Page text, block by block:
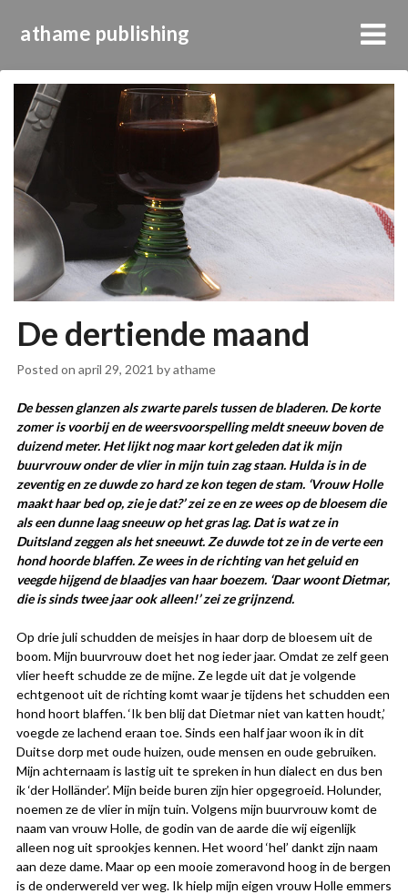
athame publishing
De dertiende maand
Posted on april 29, 2021 byathame
De bessen glanzen als zwarte parels tussen de bladeren. De korte
zomer is voorbij en de weersvoorspelling meldt sneeuw boven de
duizend meter. Het lijkt nog maar kort geleden dat ik mijn
buurvrouw onder de vlier in mijn tuin zag staan. Hulda is in de
zeventig en ze duwde zo hard ze kon tegen de stam. ‘Vrouw Holle
maakt haar bed op, zie je dat?’ zei ze en ze wees op de bloesem die
als een dunne laag sneeuw op het gras lag. Dat is wat ze in
Duitsland zeggen als het sneeuwt. Ze duwde tot ze in de verte een
hond hoorde blaffen. Ze wees in de richting van het geluid en
veegde hijgend de blaadjes van haar boezem. ‘Daar woont Dietmar,
die is sinds twee jaar ook alleen!’ zei ze grijnzend.
Op drie juli schudden de meisjes in haar dorp de bloesem uit de
boom. Mijn buurvrouw doet het nog ieder jaar. Omdat ze zelf geen
vlier heeft schudde ze de mijne. Ze legde uit dat je volgende
echtgenoot uit de richting komt waar je tijdens het schudden een
hond hoort blaffen. ‘Ik ben blij dat Dietmar niet van katten houdt,’
voegde ze lachend eraan toe. Sinds een half jaar woon ik in dit
Duitse dorp met oude huizen, oude mensen en oude gebruiken.
Mijn achternaam is lastig uit te spreken in hun dialect en dus ben
ik ‘der Holländer’. Mijn beide buren zijn hier opgegroeid. Holunder,
noemen ze de vlier in mijn tuin. Volgens mijn buurvrouw komt de
naam van vrouw Holle, de godin van de aarde die wij eigenlijk
alleen nog uit sprookjes kennen. Het woord ‘hel’ dankt zijn naam
aan deze dame. Maar op een mooie zomeravond hoog in de bergen
is de onderwereld ver weg. Ik hielp mijn eigen vrouw Holle emmers